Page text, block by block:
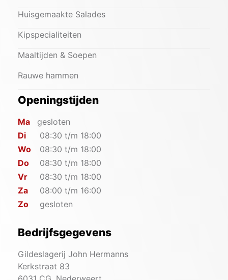
Huisgemaakte Salades
Kipspecialiteiten
Maaltijden & Soepen
Rauwe hammen
Openingstijden
Ma
gesloten
Di
08:30 t/m 18:00
Wo
08:30 t/m 18:00
Do
08:30 t/m 18:00
Vr
08:30 t/m 18:00
Za
08:00 t/m 16:00
Zo
gesloten
Bedrijfsgegevens
Gildeslagerij John Hermanns
Kerkstraat 83